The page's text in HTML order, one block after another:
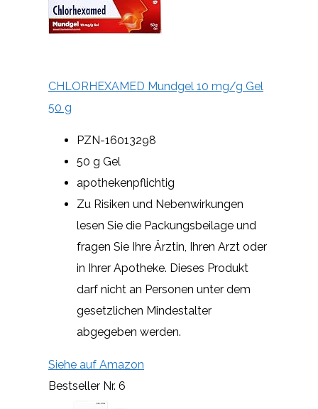
CHLORHEXAMED Mundgel 10 mg/g Gel
50 g
PZN-16013298
50 g Gel
apothekenpflichtig
Zu Risiken und Nebenwirkungen
lesen Sie die Packungsbeilage und
fragen Sie Ihre Ärztin, Ihren Arzt oder
in Ihrer Apotheke. Dieses Produkt
darf nicht an Personen unter dem
gesetzlichen Mindestalter
abgegeben werden.
Siehe auf Amazon
Bestseller Nr. 6